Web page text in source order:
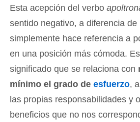
Esta acepción del verbo
sentido negativo, a diferencia de
simplemente hace referencia a
en una posición más cómoda.
significado que se relaciona con
mínimo el grado de esfuerzo,
las propias responsabilidades y
beneficios que no nos